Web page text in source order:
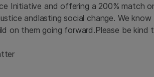
Initiative and offering a 200% match
andlasting social change. We
on them going forward.Please be kind